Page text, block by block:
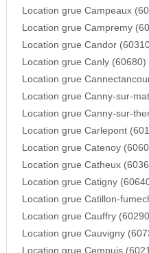
Location grue Campeaux
Location grue Campremy
Location grue Candor
Location grue Canly (60680)
Location grue
Location grue Canny-sur-
Location grue Canny-sur-
Location grue Carlepont
Location grue Catenoy
Location grue Catheux
Location grue Catigny
Location grue Catillon-
Location grue Cauffry
Location grue Cauvigny
Location grue Cempuis